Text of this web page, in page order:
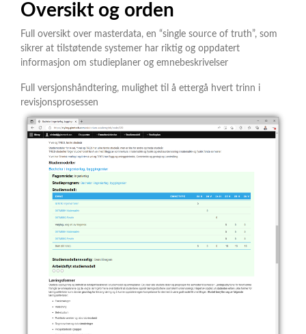
Oversikt og orden
Full oversikt over masterdata, en “single source of truth”, som
sikrer at tilstøtende systemer har riktig og oppdatert
informasjon om studieplaner og emnebeskrivelser
Full versjonshåndtering, mulighet til å ettergå hvert trinn i
revisjonsprosessen